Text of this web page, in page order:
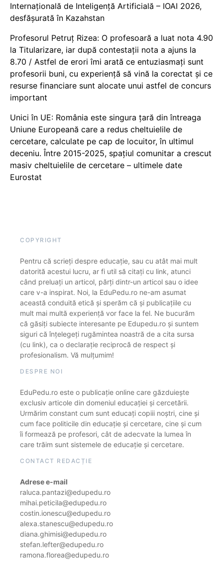
Internațională de Inteligență Artificială – IOAI 2026,
desfășurată în Kazahstan
Profesorul Petruț Rizea: O profesoară a luat nota 4.90
la Titularizare, iar după contestații nota a ajuns la
8.70 / Astfel de erori îmi arată ce entuziasmați sunt
profesorii buni, cu experiență să vină la corectat și ce
resurse financiare sunt alocate unui astfel de concurs
important
Unici în UE: România este singura țară din întreaga
Uniune Europeană care a redus cheltuielile de
cercetare, calculate pe cap de locuitor, în ultimul
deceniu. Între 2015-2025, spațiul comunitar a crescut
masiv cheltuielile de cercetare – ultimele date
Eurostat
COPYRIGHT
Pentru că scrieți despre educație, sau cu atât mai mult
datorită acestui lucru, ar fi util să citați cu link, atunci
când preluați un articol, părți dintr-un articol sau o idee
care v-a inspirat. Noi, la EduPedu.ro ne-am asumat
această conduită etică și sperăm că și publicațiile cu
mult mai multă experiență vor face la fel. Ne bucurăm
că găsiți subiecte interesante pe Edupedu.ro și suntem
siguri că înțelegeți rugămintea noastră de a cita sursa
(cu link), ca o declarație reciprocă de respect și
profesionalism. Vă mulțumim!
DESPRE NOI
EduPedu.ro este o publicație online care găzduiește
exclusiv articole din domeniul educației și cercetării.
Urmărim constant cum sunt educați copiii noștri, cine și
cum face politicile din educație și cercetare, cine și cum
îi formează pe profesori, cât de adecvate la lumea în
care trăim sunt sistemele de educație și cercetare.
CONTACT REDACȚIE
Adrese e-mail
raluca.pantazi@edupedu.ro
mihai.peticila@edupedu.ro
costin.ionescu@edupedu.ro
alexa.stanescu@edupedu.ro
diana.ghimisi@edupedu.ro
stefan.lefter@edupedu.ro
ramona.florea@edupedu.ro